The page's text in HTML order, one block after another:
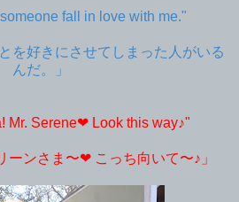
fall in love with me."
を好きにさせてしまった人がいる
んだ。」
Mr. Serene❤︎ Look this way♪"
ーンさま〜❤︎ こっち向いて〜♪」